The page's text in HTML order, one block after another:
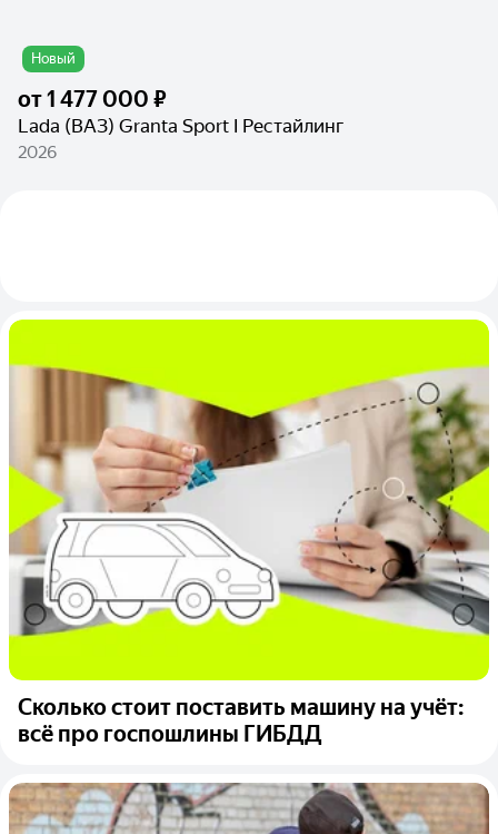
Новый
от1 477 000 ₽
Lada (ВАЗ) Granta Sport I Рестайлинг
2026
Сколько стоит поставить машину на учёт:
всё про госпошлины ГИБДД